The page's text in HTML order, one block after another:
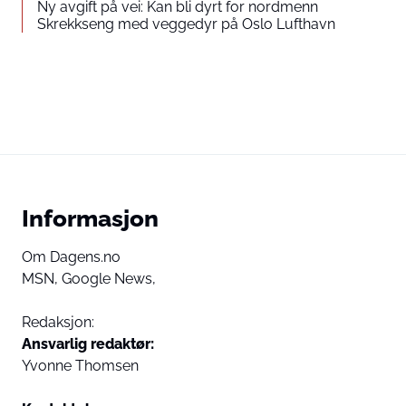
Ny avgift på vei: Kan bli dyrt for nordmenn
Skrekkseng med veggedyr på Oslo Lufthavn
Informasjon
Om Dagens.no
MSN, Google News,
Redaksjon:
Ansvarlig redaktør:
Yvonne Thomsen